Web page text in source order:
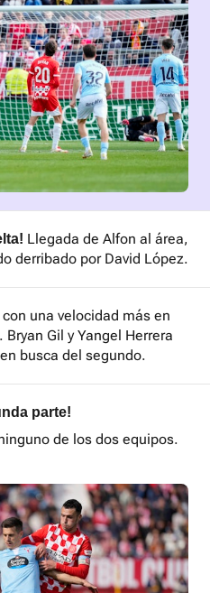
Llegada de Alfon al área,
derribado por David López.
con una velocidad más en
Gil y Yangel Herrera
busca del segundo.
parte!
de los dos equipos.